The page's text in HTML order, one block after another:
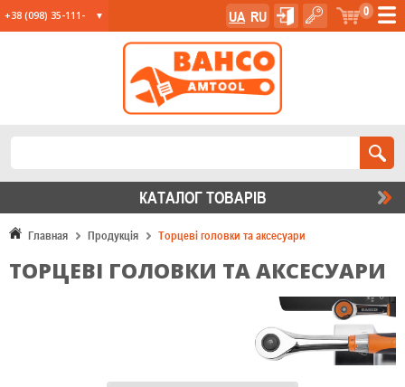
+38 (098) 35-111- 0
UA RU
Главная Продукція Торцеві головки та аксесуари
ТОРЦЕВІ ГОЛОВКИ ТА АКСЕСУАРИ
КАТАЛОГ ТОВАРIВ